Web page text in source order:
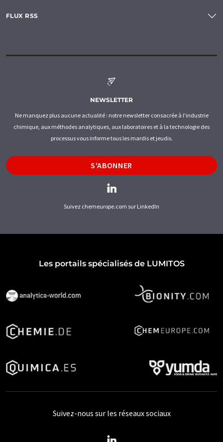
FLUX RSS
NEWSLETTER
Ne manquez plus aucune actualité : notre newsletter consacrée à l'industrie
chimique, aux méthodes analytiques, aux laboratoires et à la technologie des
processus vous informe tous les mardis et jeudis.
S'ABONNER
Suivez chemeurope.com sur LinkedIn
Les portails spécialisés de LUMITOS
Suivez-nous sur les réseaux sociaux